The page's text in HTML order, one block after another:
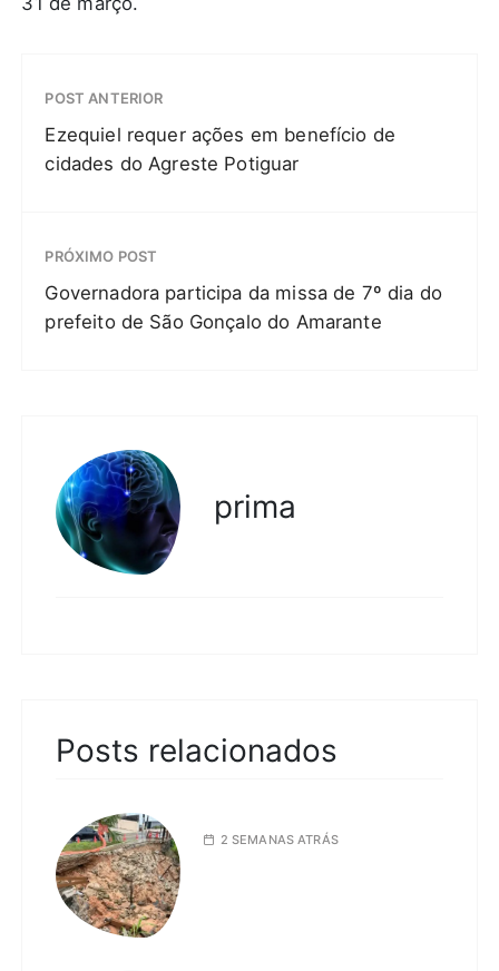
POST ANTERIOR
Ezequiel requer ações em benefício de
cidades do Agreste Potiguar
PRÓXIMO POST
Governadora participa da missa de 7º dia do
prefeito de São Gonçalo do Amarante
prima
Posts relacionados
2 SEMANAS ATRÁS